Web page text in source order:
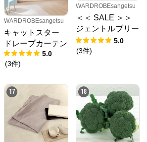
WARDROBEsangetsu
キャットスター
ドレープカーテン
5.0
(3件)
WARDROBEsangetsu
＜＜ SALE ＞＞
ジェントルブリー
ズ チョコ／レー
スカーテンライト
～180㎝
5.0
(3件)
17 18